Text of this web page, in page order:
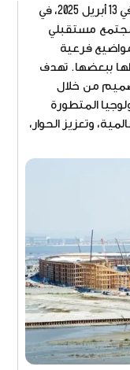
افتُتح معرض إكسبو 2025 أوساكا رسميًا في 13 أبريل 2025، في
مستقبلي
فرعية
ببعضها. تهدف
من خلال
المتطورة
وتعزيز الحوار،